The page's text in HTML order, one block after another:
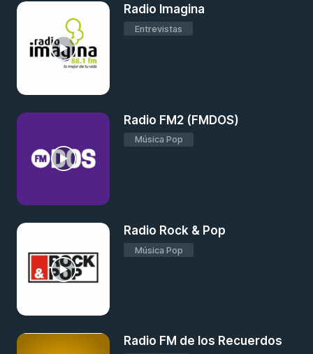
Radio Imagina
Entrevistas
Radio FM2 (FMDOS)
Música Pop
Radio Rock & Pop
Música Pop
Radio FM de los Recuerdos